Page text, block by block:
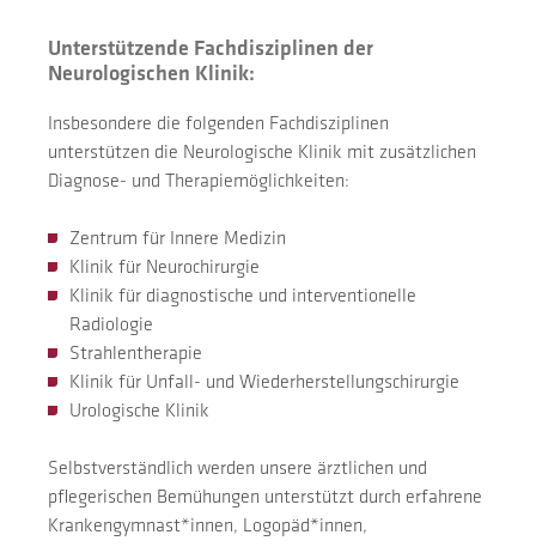
Unterstützende Fachdisziplinen der
Neurologischen Klinik:
Insbesondere die folgenden Fachdisziplinen
unterstützen die Neurologische Klinik mit zusätzlichen
Diagnose- und Therapiemöglichkeiten:
Zentrum für Innere Medizin
Klinik für Neurochirurgie
Klinik für diagnostische und interventionelle
Radiologie
Strahlentherapie
Klinik für Unfall- und Wiederherstellungschirurgie
Urologische Klinik
Selbstverständlich werden unsere ärztlichen und
pflegerischen Bemühungen unterstützt durch erfahrene
Krankengymnast*innen, Logopäd*innen,